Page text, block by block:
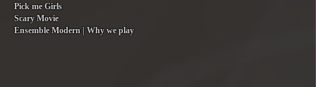
Pick me Girls
Scary Movie
Ensemble Modern | Why we play